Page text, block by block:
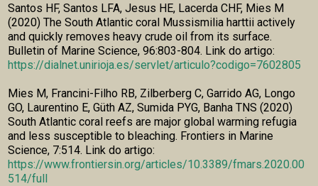
Santos HF, Santos LFA, Jesus HE, Lacerda CHF, Mies M
(2020) The South Atlantic coral Mussismilia harttii actively
and quickly removes heavy crude oil from its surface.
Bulletin of Marine Science, 96:803-804. Link do artigo:
https://dialnet.unirioja.es/servlet/articulo?codigo=7602805
Mies M, Francini-Filho RB, Zilberberg C, Garrido AG, Longo
GO, Laurentino E, Güth AZ, Sumida PYG, Banha TNS (2020)
South Atlantic coral reefs are major global warming refugia
and less susceptible to bleaching. Frontiers in Marine
Science, 7:514. Link do artigo:
https://www.frontiersin.org/articles/10.3389/fmars.2020.00
514/full